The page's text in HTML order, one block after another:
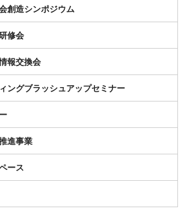
創造シンポジウム
修会
報交換会
ングブラッシュアップセミナー
進事業
ース